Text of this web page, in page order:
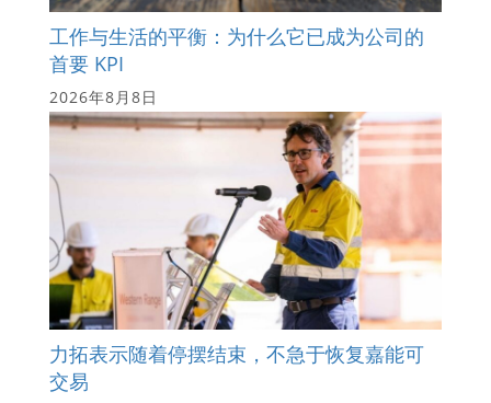
工作与生活的平衡：为什么它已成为公司的
首要 KPI
2026年8月8日
力拓表示随着停摆结束，不急于恢复嘉能可
交易